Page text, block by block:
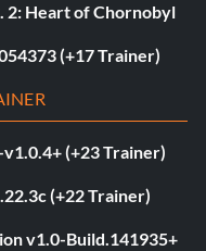
2: Heart of Chornobyl
(+17 Trainer)
(+23 Trainer)
(+22 Trainer)
v1.0-Build.141935+